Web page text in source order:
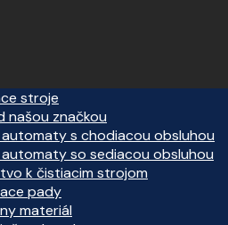
stroje
našou značkou
automaty s chodiacou obsluhou
automaty so sediacou obsluhou
k čistiacim strojom
pady
materiál